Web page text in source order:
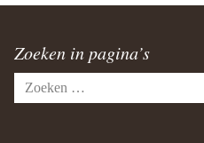
Zoeken in pagina’s
Zoeken
naar: